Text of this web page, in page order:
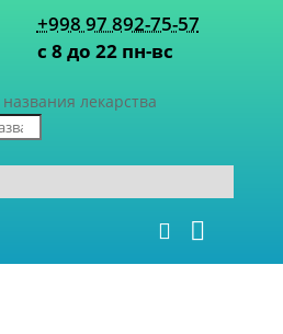
+998 97 892-75-57
с 8 до 22 пн-вс
лекарства